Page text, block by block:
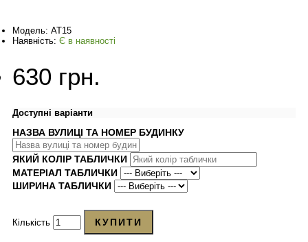
Модель: AT15
Наявність: Є в наявності
630 грн.
Доступні варіанти
НАЗВА ВУЛИЦІ ТА НОМЕР БУДИНКУ
ЯКИЙ КОЛІР ТАБЛИЧКИ
МАТЕРІАЛ ТАБЛИЧКИ
ШИРИНА ТАБЛИЧКИ
Кількість КУПИТИ